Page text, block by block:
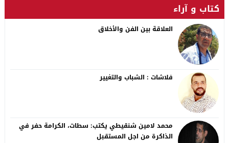
كتاب و آراء
العلاقة بين الفن والأخلاق
فلاشات : الشباب والتغيير
محمد لامين شنقيطي يكتب: سطات، الكرامة حفر في
الذاكرة من اجل المستقبل